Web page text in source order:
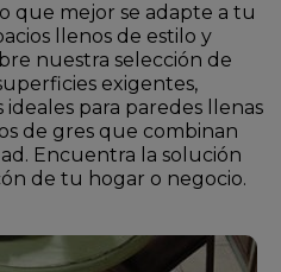
que mejor se adapte a tu
llenos de estilo y
nuestra selección de
exigentes,
para paredes llenas
de gres que combinan
Encuentra la solución
de tu hogar o negocio.